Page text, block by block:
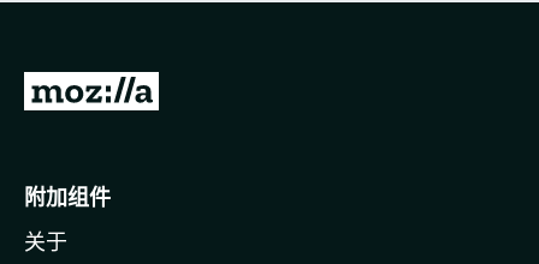
无
转
o
i
附加组件
关于